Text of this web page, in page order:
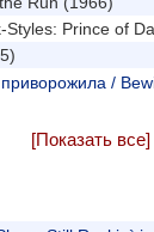
Styles: Prince of
/
[Показать все]